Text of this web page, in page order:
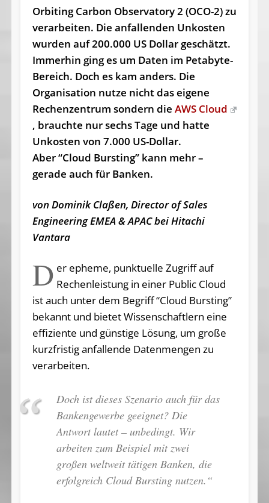
Orbiting Carbon Observatory 2 (OCO-2) zu
verarbeiten. Die anfallenden Unkosten
wurden auf 200.000 US Dollar geschätzt.
Immerhin ging es um Daten im Petabyte-
Bereich. Doch es kam anders. Die
Organisation nutze nicht das eigene
Rechenzentrum sondern die AWS Cloud
, brauchte nur sechs Tage und hatte
Unkosten von 7.000 US-Dollar.
Aber “Cloud Bursting” kann mehr –
gerade auch für Banken.
von Dominik Claßen, Director of Sales
Engineering EMEA & APAC bei Hitachi
Vantara
D er epheme, punktuelle Zugriff auf
Rechenleistung in einer Public Cloud
ist auch unter dem Begriff “Cloud Bursting”
bekannt und bietet Wissenschaftlern eine
effiziente und günstige Lösung, um große
kurzfristig anfallende Datenmengen zu
verarbeiten.
Doch ist dieses Szenario auch für das
Bankengewerbe geeignet? Die
Antwort lautet – unbedingt. Wir
arbeiten zum Beispiel mit zwei
großen weltweit tätigen Banken, die
erfolgreich Cloud Bursting nutzen.“